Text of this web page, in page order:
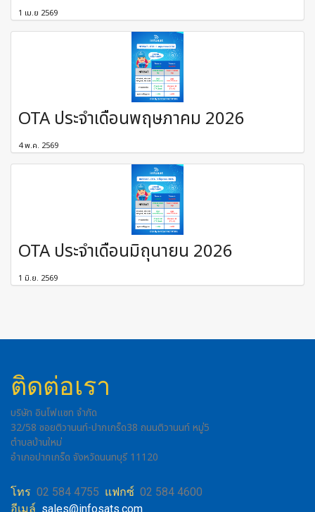
1 เม.ย 2569
OTA ประจำเดือนพฤษภาคม 2026
4 พ.ค. 2569
OTA ประจำเดือนมิถุนายน 2026
1 มิ.ย. 2569
ติดต่อเรา
บริษัท อินโฟแซท จำกัด
32/58 ซอยติวานนท์-ปากเกร็ด38 ถนนติวานนท์ หมู่5
ตำบลบ้านใหม่
อำเภอปากเกร็ด จังหวัดนนทบุรี 11120
โทร 02 584 4755 แฟกซ์ 02 584 4600
อีเมล์ sales@infosats.com